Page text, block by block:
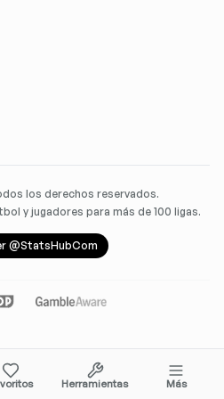
los derechos reservados.
y jugadores para más de 100 ligas.
@StatsHubCom
Herramientas Más